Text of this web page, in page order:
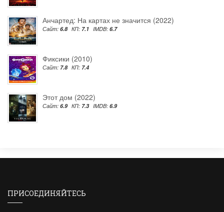
Анчартед: На картах не значится (2022)
Сайт: 6.8 КП: 7.1 IMDB: 6.7
Фиксики (2010)
Сайт: 7.8 КП: 7.4
Этот дом (2022)
Сайт: 6.9 КП: 7.3 IMDB: 6.9
ПРИСОЕДИНЯЙТЕСЬ